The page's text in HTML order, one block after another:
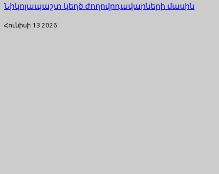
Նիկոլապաշտ կեղծ ժողովրդավարների մասին
Հունիսի 13 2026